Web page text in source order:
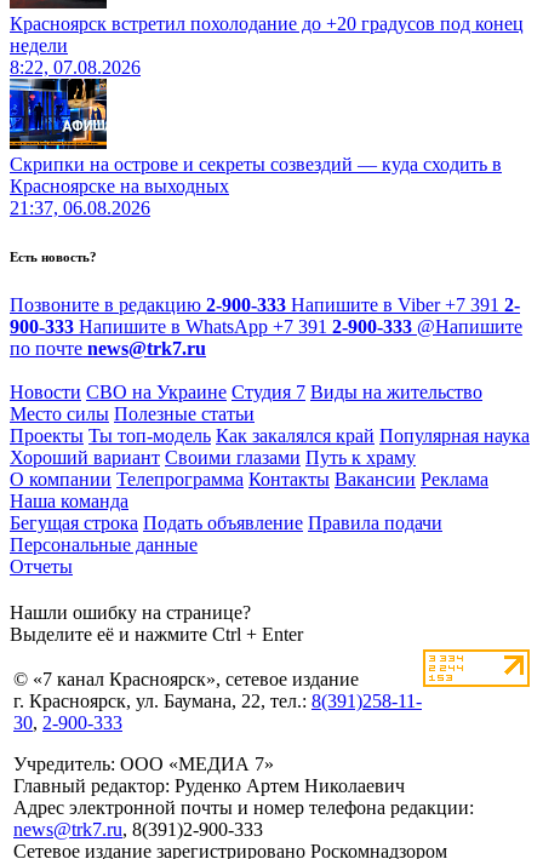
Красноярск встретил похолодание до +20 градусов под конец
недели
8:22, 07.08.2026
Скрипки на острове и секреты созвездий — куда сходить в
Красноярске на выходных
21:37, 06.08.2026
Есть новость?
Позвоните в редакцию 2-900-333 Напишите в Viber +7 391 2-
900-333 Напишите в WhatsApp +7 391 2-900-333 @Напишите
по почте news@trk7.ru
Новости СВО на Украине Студия 7 Виды на жительство
Место силы Полезные статьи
Проекты Ты топ-модель Как закалялся край Популярная наука
Хороший вариант Своими глазами Путь к храму
О компании Телепрограмма Контакты Вакансии Реклама
Наша команда
Бегущая строка Подать объявление Правила подачи
Персональные данные
Отчеты
Нашли ошибку на странице?
Выделите её и нажмите Ctrl + Enter
© «7 канал Красноярск», сетевое издание
г. Красноярск, ул. Баумана, 22, тел.: 8(391)258-11-
30, 2-900-333
Учредитель: ООО «МЕДИА 7»
Главный редактор: Руденко Артем Николаевич
Адрес электронной почты и номер телефона редакции:
news@trk7.ru, 8(391)2-900-333
Сетевое издание зарегистрировано Роскомнадзором